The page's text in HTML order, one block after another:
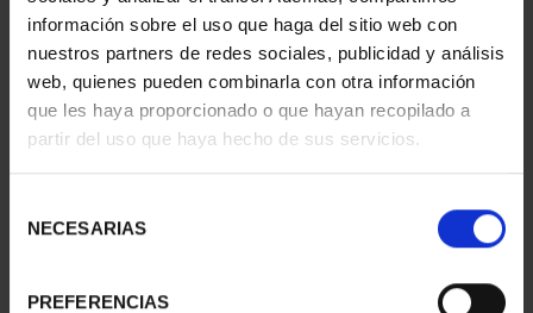
información sobre el uso que haga del sitio web con
nuestros partners de redes sociales, publicidad y análisis
web, quienes pueden combinarla con otra información
que les haya proporcionado o que hayan recopilado a
partir del uso que haya hecho de sus servicios.
NECESARIAS
PREFERENCIAS